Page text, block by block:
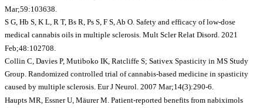
Mar;59:103638.
S G, Hb S, K L, R T, Bs R, Ps S, F S, Ab O. Safety and efficacy of low-dose
medical cannabis oils in multiple sclerosis. Mult Scler Relat Disord. 2021
Feb;48:102708.
Collin C, Davies P, Mutiboko IK, Ratcliffe S; Sativex Spasticity in MS Study
Group. Randomized controlled trial of cannabis-based medicine in spasticity
caused by multiple sclerosis. Eur J Neurol. 2007 Mar;14(3):290-6.
Haupts MR, Essner U, Mäurer M. Patient-reported benefits from nabiximols